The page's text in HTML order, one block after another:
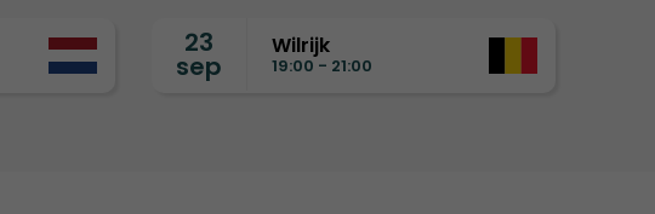
23
sep
Wilrijk
19:00 - 21:00